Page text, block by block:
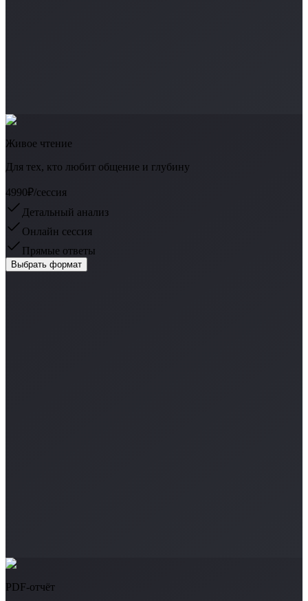
Живое чтение
Для тех, кто любит общение и глубину
4990₽/сессия
Детальный анализ
Онлайн сессия
Прямые ответы
Выбрать формат
PDF-отчёт